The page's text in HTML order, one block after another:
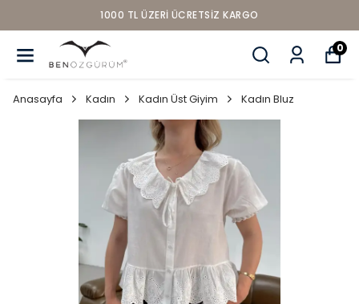
1000 TL ÜZERI ÜCRETSIZ KARGO
0
Anasayfa Kadın Kadın Üst Giyim Kadın Bluz